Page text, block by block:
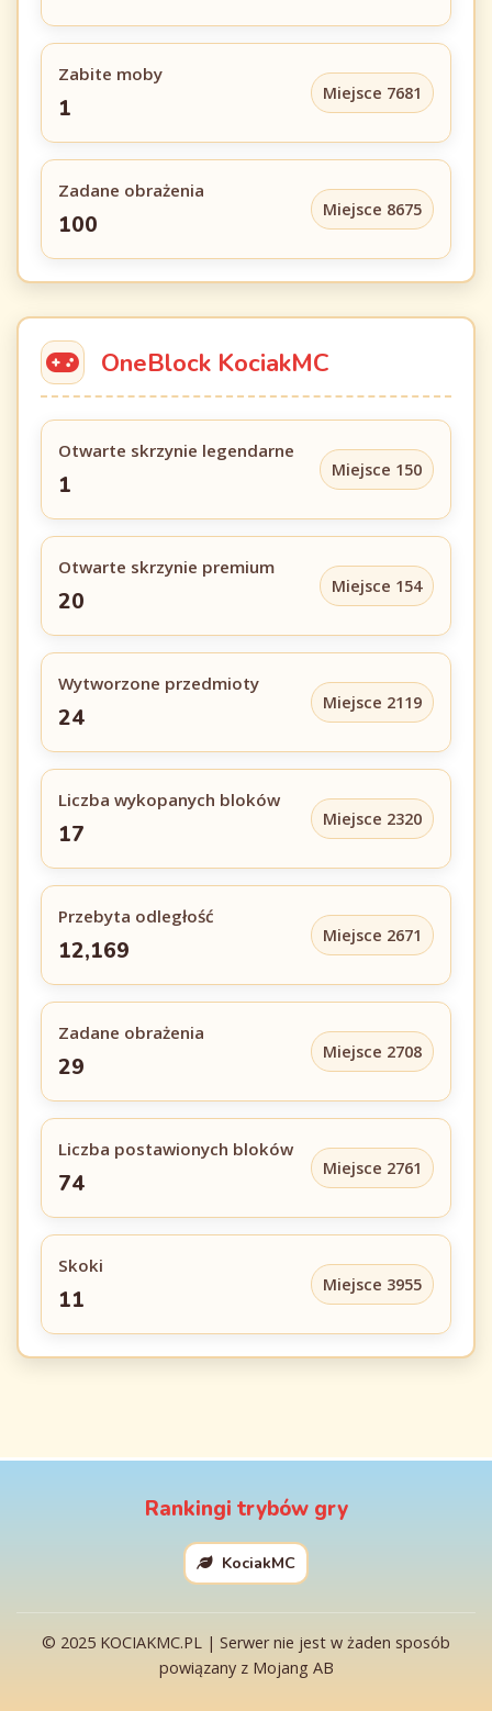
Zabite moby
1
Miejsce 7681
Zadane obrażenia
100
Miejsce 8675
OneBlock KociakMC
Otwarte skrzynie legendarne
1
Miejsce 150
Otwarte skrzynie premium
20
Miejsce 154
Wytworzone przedmioty
24
Miejsce 2119
Liczba wykopanych bloków
17
Miejsce 2320
Przebyta odległość
12,169
Miejsce 2671
Zadane obrażenia
29
Miejsce 2708
Liczba postawionych bloków
74
Miejsce 2761
Skoki
11
Miejsce 3955
Rankingi trybów gry
KociakMC
© 2025 KOCIAKMC.PL | Serwer nie jest w żaden sposób
powiązany z Mojang AB